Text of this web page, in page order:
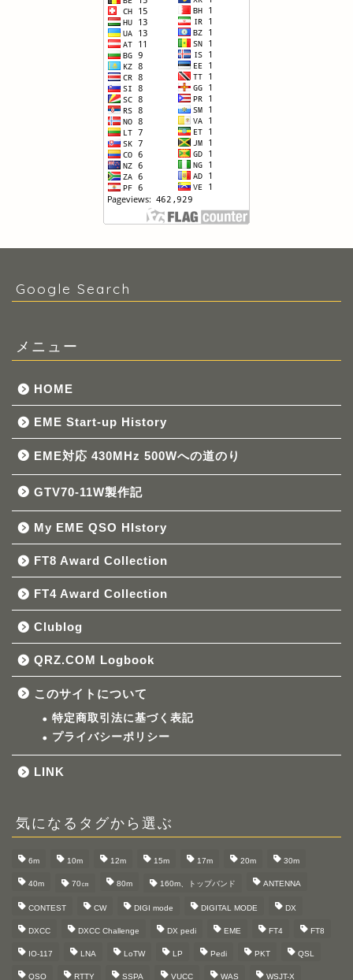
Google Search
メニュー
HOME
EME Start-up History
EME対応 430MHz 500Wへの道のり
GTV70-11W製作記
My EME QSO HIstory
FT8 Award Collection
FT4 Award Collection
Clublog
QRZ.COM Logbook
このサイトについて
特定商取引法に基づく表記
プライバシーポリシー
LINK
気になるタグから選ぶ
6m 10m 12m 15m 17m 20m 30m
40m 70㎝ 80m 160m、トップバンド ANTENNA
CONTEST CW DIGI mode DIGITAL MODE DX
DXCC DXCC Challenge DX pedi EME FT4 FT8
IO-117 LNA LoTW LP Pedi PKT QSL
QSO RTTY SSPA VUCC WAS WSJT-X